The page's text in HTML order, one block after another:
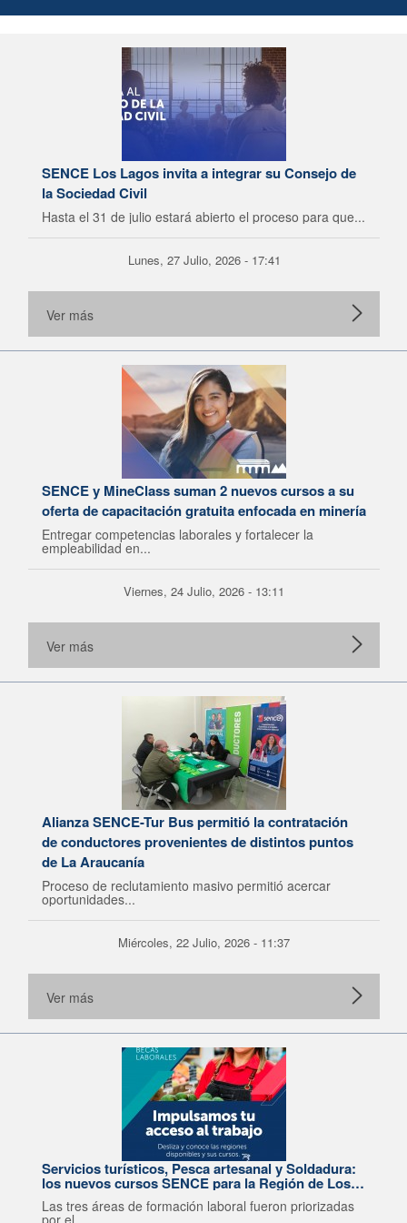
SENCE Los Lagos invita a integrar su Consejo de
la Sociedad Civil
Hasta el 31 de julio estará abierto el proceso para que...
Lunes, 27 Julio, 2026 - 17:41
Ver más
SENCE y MineClass suman 2 nuevos cursos a su
oferta de capacitación gratuita enfocada en minería
Entregar competencias laborales y fortalecer la
empleabilidad en...
Viernes, 24 Julio, 2026 - 13:11
Ver más
Alianza SENCE-Tur Bus permitió la contratación
de conductores provenientes de distintos puntos
de La Araucanía
Proceso de reclutamiento masivo permitió acercar
oportunidades...
Miércoles, 22 Julio, 2026 - 11:37
Ver más
Servicios turísticos, Pesca artesanal y Soldadura:
los nuevos cursos SENCE para la Región de Los
Lagos
Las tres áreas de formación laboral fueron priorizadas
por el...